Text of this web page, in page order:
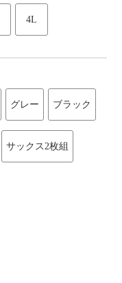
4L
グレー ブラック
サックス2枚組